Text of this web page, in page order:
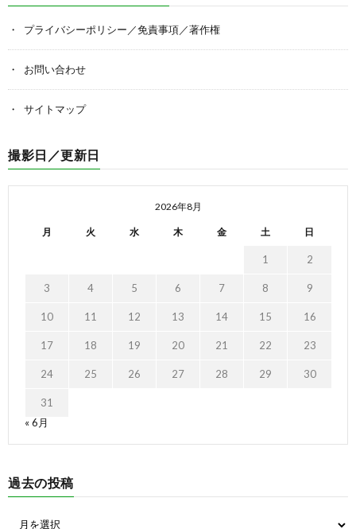
プライバシーポリシー／免責事項／著作権
お問い合わせ
サイトマップ
撮影日／更新日
2026年8月
月 火 水 木 金 土 日
1 2
3 4 5 6 7 8 9
10 11 12 13 14 15 16
17 18 19 20 21 22 23
24 25 26 27 28 29 30
31
« 6月
過去の投稿